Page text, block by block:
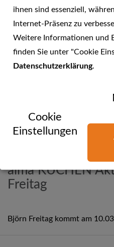
alma KÜCHEN
Freitag
Björn Freitag kommt am
ihnen sind essenziell,
Internet-Präsenz zu
Weitere Informationen und
finden Sie unter "Cookie
Datenschutzerklärung.
Cookie
Einstellungen